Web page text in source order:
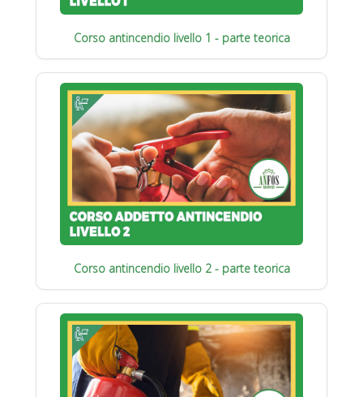
Corso antincendio livello 1 - parte teorica
Corso antincendio livello 2 - parte teorica